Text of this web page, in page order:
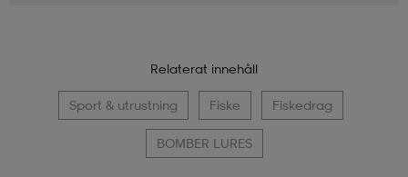
Relaterat innehåll
Sport & utrustning Fiske Fiskedrag
BOMBER LURES